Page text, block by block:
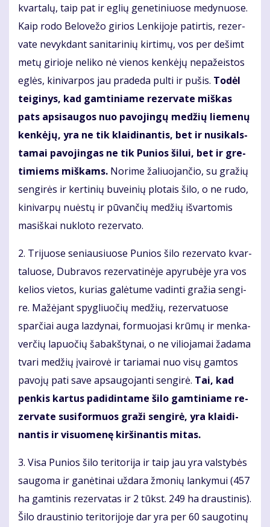
kvar­ta­lų, taip pat ir eg­lių ge­ne­ti­niuo­se me­dy­nuo­se.
Kaip ro­do Be­lo­ve­žo gi­rios Len­ki­jo­je pa­tir­tis, re­zer­
va­te ne­vyk­dant sa­ni­ta­ri­nių kir­ti­mų, vos per de­šimt
me­tų gi­rio­je ne­li­ko nė vie­nos ken­kė­jų ne­pa­žeis­tos
eg­lės, ki­ni­var­pos jau pra­de­da pul­ti ir pu­šis. To­dėl
tei­gi­nys, kad gam­ti­nia­me re­zer­va­te miš­kas
pats ap­si­sau­gos nuo pa­vo­jin­gų me­džių lie­me­nų
ken­kė­jų, yra ne tik klai­di­nan­tis, bet ir nu­si­kals­
ta­mai pa­vo­jin­gas ne tik Pu­nios ši­lui, bet ir gre­
ti­miems miš­kams. No­ri­me ža­liuo­jančio, su gra­žių
sen­gi­rės ir ker­ti­nių bu­vei­nių plo­tais ši­lo, o ne ru­do,
ki­ni­var­pų nu­ės­tų ir pū­vančių me­džių iš­var­to­mis
ma­siš­kai nu­klo­to re­zer­va­to.
2. Tri­juo­se se­niau­siuo­se Pu­nios ši­lo re­zer­va­to kvar­
ta­luo­se, Dub­ra­vos re­zer­va­ti­nė­je apy­ru­bė­je yra vos
ke­lios vie­tos, ku­rias ga­lė­tu­me va­din­ti gra­žia sen­gi­
re. Ma­žė­jant spyg­liuočių me­džių, re­zer­va­tuo­se
sparčiai au­ga laz­dy­nai, for­muo­ja­si krū­mų ir men­ka­
verčių la­puočių ša­bakš­ty­nai, o ne vi­lio­ja­mai ža­da­ma
tva­ri me­džių įvai­ro­vė ir ta­ria­mai nuo vi­sų gam­tos
pa­vo­jų pa­ti sa­ve ap­sau­go­jan­ti sen­gi­rė. Tai, kad
pen­kis kar­tus pa­di­din­ta­me ši­lo gam­ti­nia­me re­
zer­va­te su­si­for­muos gra­ži sen­gi­rė, yra klai­di­
nan­tis ir vi­suo­me­nę kir­ši­nan­tis mi­tas.
3. Vi­sa Pu­nios ši­lo te­ri­to­ri­ja ir taip jau yra vals­ty­bės
sau­go­ma ir ga­nė­ti­nai už­da­ra žmo­nių lan­ky­mui (457
ha gam­ti­nis re­zer­va­tas ir 2 tūkst. 249 ha draus­ti­nis).
Ši­lo draus­ti­nio te­ri­to­ri­jo­je dar yra per 60 sau­go­ti­nų